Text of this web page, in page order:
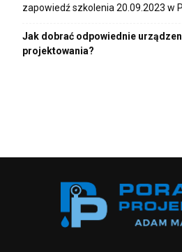
zapowiedź szkolenia 20.09.2023 w
Jak dobrać odpowiednie
projektowania?